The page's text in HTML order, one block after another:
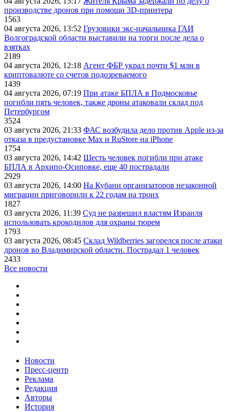
производстве дронов при помощи 3D‑принтера
1563
04 августа 2026, 13:52 Грузовики экс-начальника ГАИ
Волгоградской области выставили на торги после дела о
взятках
2189
04 августа 2026, 12:18 Агент ФБР украл почти $1 млн в
криптовалюте со счетов подозреваемого
1439
04 августа 2026, 07:19 При атаке БПЛА в Подмосковье
погибли пять человек, также дроны атаковали склад под
Петербургом
3524
03 августа 2026, 21:33 ФАС возбудила дело против Apple из-за
отказа в предустановке Max и RuStore на iPhone
1754
03 августа 2026, 14:42 Шесть человек погибли при атаке
БПЛА в Архипо-Осиповке, еще 40 пострадали
2929
03 августа 2026, 14:00 На Кубани организаторов незаконной
миграции приговорили к 22 годам на троих
1827
03 августа 2026, 11:39 Суд не разрешил властям Израиля
использовать крокодилов для охраны тюрем
1793
03 августа 2026, 08:45 Склад Wildberries загорелся после атаки
дронов во Владимирской области. Пострадал 1 человек
2433
Все новости
Новости
Пресс-центр
Реклама
Редакция
Авторы
История